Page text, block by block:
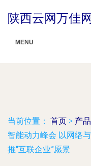
陕西云网万佳
MENU
当前位置： 首页 > 产
智能动力峰会 以网络
推“互联企业”愿景